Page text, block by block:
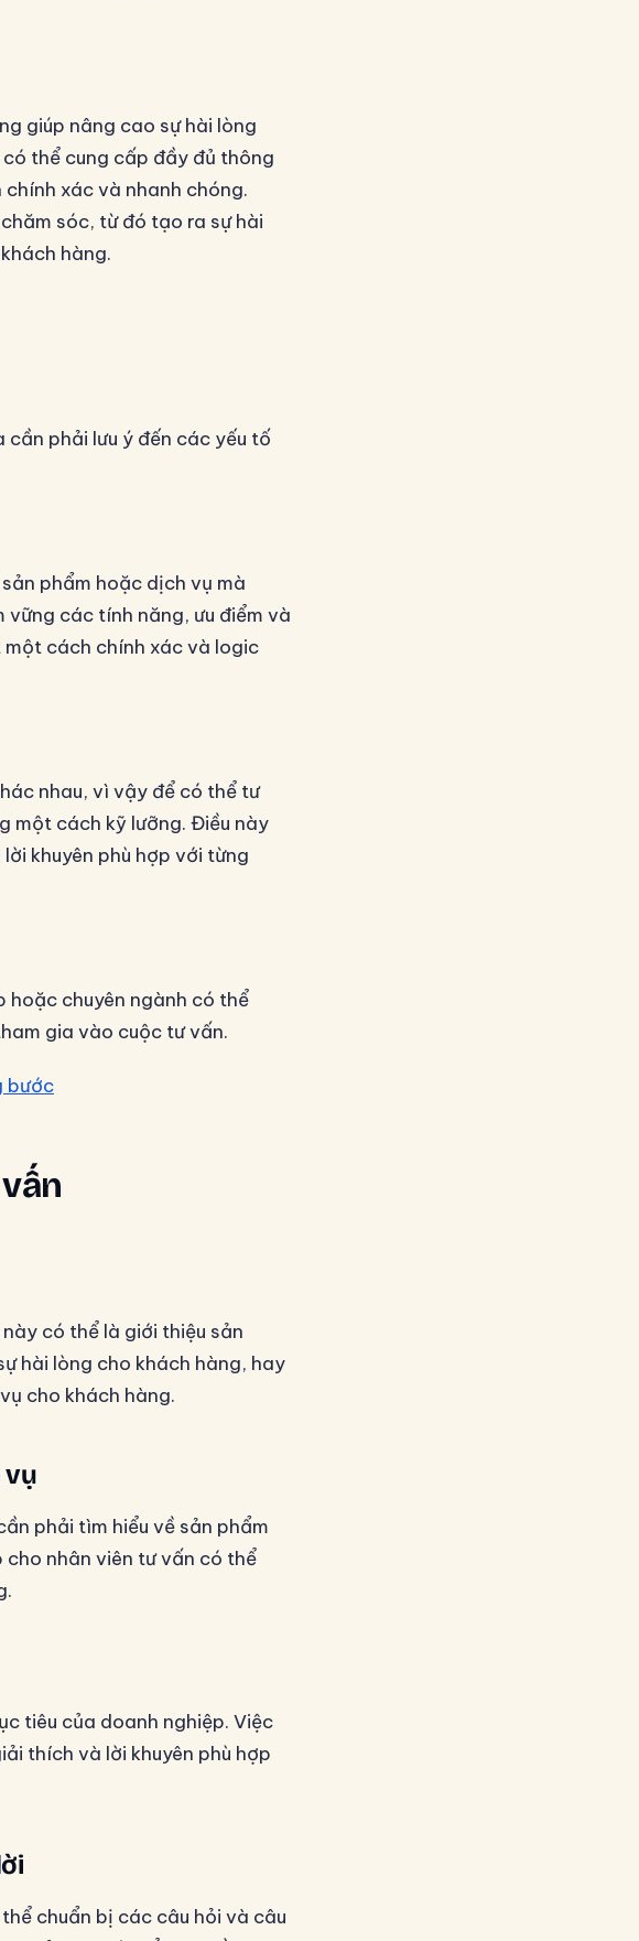
giúp nâng cao sự hài lòng
thể cung cấp đầy đủ thông
xác và nhanh chóng.
sóc, từ đó tạo ra sự hài
hàng.
phải lưu ý đến các yếu tố
phẩm hoặc dịch vụ mà
vững các tính năng, ưu điểm và
cách chính xác và logic
nhau, vì vậy để có thể tư
một cách kỹ lưỡng. Điều này
khuyên phù hợp với từng
hoặc chuyên ngành có thể
gia vào cuộc tư vấn.
bước
có thể là giới thiệu sản
hài lòng cho khách hàng, hay
cho khách hàng.
vụ
phải tìm hiểu về sản phẩm
nhân viên tư vấn có thể
tiêu của doanh nghiệp. Việc
thích và lời khuyên phù hợp
chuẩn bị các câu hỏi và câu